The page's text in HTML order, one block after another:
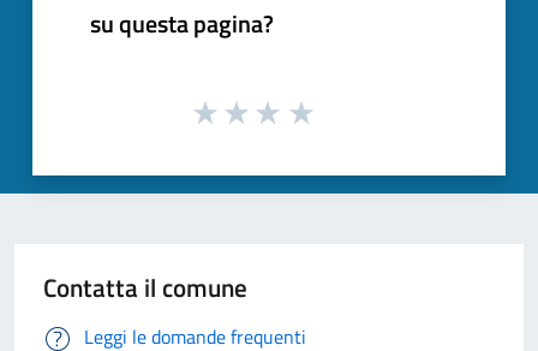
su questa pagina?
Contatta il comune
Leggi le domande frequenti